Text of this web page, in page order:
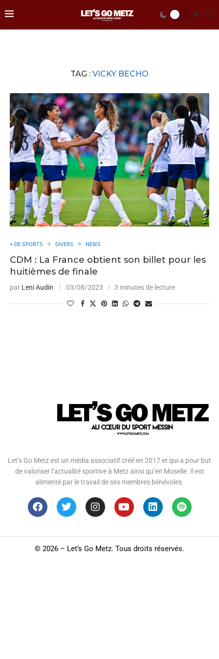
TAG : VICKY BECHO
+ DE SPORTS DIVERS NEWS
CDM : La France obtient son billet pour les
huitièmes de finale
par Leni Audin 03/08/2023 3 minutes de lecture
Let’s Go Metz est un média associatif créé en 2017 et qui a pour but
de valoriser l’actualité sportive à Metz ainsi qu’en Moselle. Il est
alimenté par le travail de ses membres bénévoles.
© 2026 – Let’s Go Metz. Tous droits réservés.